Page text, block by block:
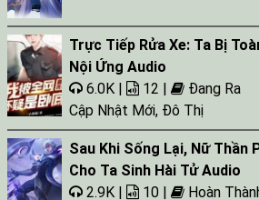
Trực Tiếp Rửa Xe: Ta Bị
Nội Ứng Audio
6.0K |
12 |
Đang Ra
Cập Nhật Mới, Đô Thị
Sau Khi Sống Lại, Nữ Thần
Cho Ta Sinh Hài Tử Audio
2.9K |
10 |
Hoàn